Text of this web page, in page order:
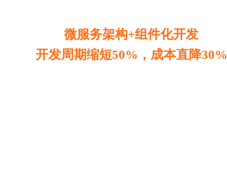
微服务架构+组件化开发
开发周期缩短50%，成本直降30%